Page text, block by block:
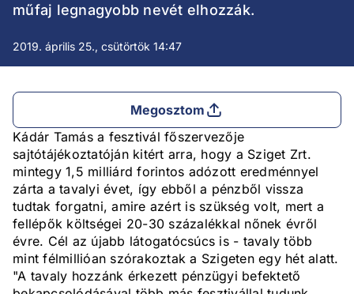
műfaj legnagyobb nevét elhozzák.
2019. április 25., csütörtök 14:47
Megosztom
Kádár Tamás a fesztivál főszervezője
sajtótájékoztatóján kitért arra, hogy a Sziget Zrt.
mintegy 1,5 milliárd forintos adózott eredménnyel
zárta a tavalyi évet, így ebből a pénzből vissza
tudtak forgatni, amire azért is szükség volt, mert a
fellépők költségei 20-30 százalékkal nőnek évről
évre. Cél az újabb látogatócsúcs is - tavaly több
mint félmillióan szórakoztak a Szigeten egy hét alatt.
"A tavaly hozzánk érkezett pénzügyi befektető